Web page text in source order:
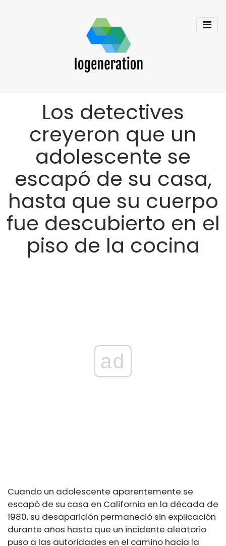
Los detectives
creyeron que un
adolescente se
escapó de su casa,
hasta que su cuerpo
fue descubierto en el
piso de la cocina
ad
Cuando un adolescente aparentemente se
escapó de su casa en California en la década de
1980, su desaparición permaneció sin explicación
durante años hasta que un incidente aleatorio
puso a las autoridades en el camino hacia la